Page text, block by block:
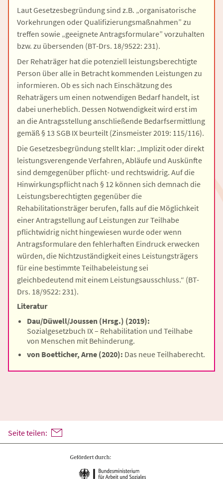
Laut Gesetzesbegründung sind z.B. „organisatorische
Vorkehrungen oder Qualifizierungsmaßnahmen” zu
treffen sowie „geeignete Antragsformulare” vorzuhalten
bzw. zu übersenden (BT-Drs. 18/9522: 231).
Der Rehaträger hat die potenziell leistungsberechtigte
Person über alle in Betracht kommenden Leistungen zu
informieren. Ob es sich nach Einschätzung des
Rehaträgers um einen notwendigen Bedarf handelt, ist
dabei unerheblich. Dessen Notwendigkeit wird erst im
an die Antragsstellung anschließende Bedarfsermittlung
gemäß § 13 SGB IX beurteilt (Zinsmeister 2019: 115/116).
Die Gesetzesbegründung stellt klar: „Implizit oder direkt
leistungsverengende Verfahren, Abläufe und Auskünfte
sind demgegenüber pflicht- und rechtswidrig. Auf die
Hinwirkungspflicht nach § 12 können sich demnach die
Leistungsberechtigten gegenüber die
Rehabilitationsträger berufen, falls auf die Möglichkeit
einer Antragstellung auf Leistungen zur Teilhabe
pflichtwidrig nicht hingewiesen wurde oder wenn
Antragsformulare den fehlerhaften Eindruck erwecken
würden, die Nichtzuständigkeit eines Leistungsträgers
für eine bestimmte Teilhabeleistung sei
gleichbedeutend mit einem Leistungsausschluss.“ (BT-
Drs. 18/9522: 231).
Literatur
Dau/Düwell/Joussen (Hrsg.) (2019):
Sozialgesetzbuch IX – Rehabilitation und Teilhabe
von Menschen mit Behinderung.
von Boetticher, Arne (2020): Das neue Teilhaberecht.
Seite teilen: